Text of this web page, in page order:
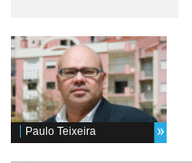
Paulo Teixeira